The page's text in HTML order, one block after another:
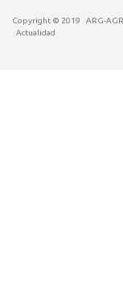
Copyright © 2019
ARG-
Actualidad